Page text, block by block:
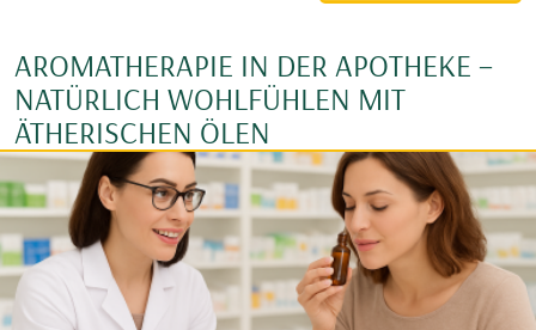
AROMATHERAPIE IN DER APOTHEKE –
NATÜRLICH WOHLFÜHLEN MIT
ÄTHERISCHEN ÖLEN